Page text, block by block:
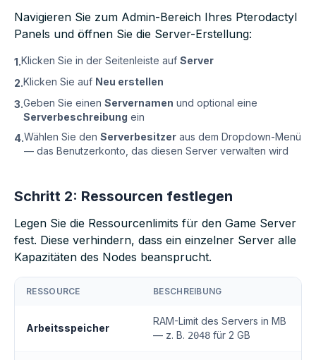
Navigieren Sie zum Admin-Bereich Ihres Pterodactyl
Panels und öffnen Sie die Server-Erstellung:
1.Klicken Sie in der Seitenleiste auf Server
2.Klicken Sie auf Neu erstellen
3.Geben Sie einen Servernamen und optional eine
Serverbeschreibung ein
4.Wählen Sie den Serverbesitzer aus dem Dropdown-Menü
— das Benutzerkonto, das diesen Server verwalten wird
Schritt 2: Ressourcen festlegen
Legen Sie die Ressourcenlimits für den Game Server
fest. Diese verhindern, dass ein einzelner Server alle
Kapazitäten des Nodes beansprucht.
RESSOURCE BESCHREIBUNG
Arbeitsspeicher
RAM-Limit des Servers in MB
— z. B. 2048 für 2 GB